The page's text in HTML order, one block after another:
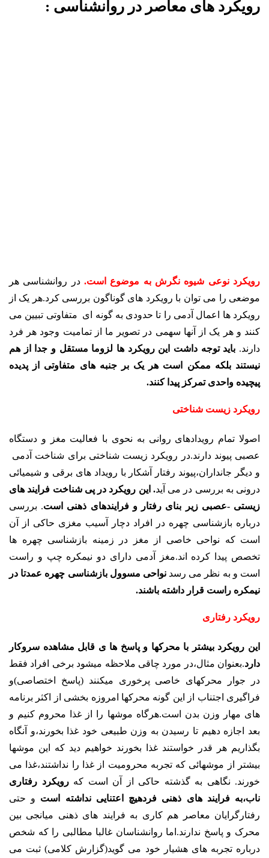
رویکرد های معاصر در روانشناسی :
رویکرد نوعی شیوه نگرش به موضوع است.در روانشناسی هر
موضعی را می توان با رویکرد های گوناگون بررسی کرد.هر یک از
رویکرد ها اعمال آدمی را تا حدودی به گونه ای متفاوتی تبیین می
کنند و هر یک از آنها سهمی در تصویر ما از تمامیت وجود هر فرد
دارند. باید توجه داشت این رویکرد ها لزوما مستقل و جدا از هم
نیستند بلکه ممکن است هر یک بر جنبه های متفاوتی از پدیده
پیچیده واحدی تمرکز پیدا کنند.
رویکرد زیست شناختی
اصولا تمام رویدادهای روانی به نحوی با فعالیت مغز و دستگاه
عصبی پیوند دارند.در رویکرد زیست شناختی برای شناخت آدمی
و دیگر جانداران،پیوند رفتار آشکار با رویداد های برقی و شیمیائی
درونی به بررسی در می آید. این رویکرد در پی شناخت فرایند های
زیستی -عصبی زیر بنای رفتار و فرایندهای ذهنی است. بررسی
درباره بازشناسی چهره در افراد دچار آسیب مغزی حاکی از آن
است که نواحی خاصی از مغز در زمینه بازشناسی چهره ها
تخصص پیدا کرده اند.مغز آدمی دارای دو نیمکره چپ و راست
است و به نظر می رسدنواحی مسوول بازشناسی چهره عمدتا در
نیمکره راست قرار داشته باشند.
رویکرد رفتاری
این رویکرد بیشتر با محرکها و پاسخ ها ی قابل مشاهده سروکار
دارد.بعنوان مثال،در مورد چاقی ملاحظه میشود برخی افراد فقط
در جوار محرکهای خاصی پرخوری میکنند (پاسخ اختصاصی)و
فراگیری اجتناب از این گونه محرکها امروزه بخشی از اکثر برنامه
های مهار وزن بدن است.هرگاه موشها را از غذا محروم کنیم و
بعد اجازه دهیم تا رسیدن به وزن طبیعی خود غذا بخورند،و آنگاه
بگذاریم هر قدر خواستند غذا بخورند خواهیم دید که این موشها
بیشتر از موشهائی که تجربه محرومیت از غذا را نداشتند،غذا می
خورند. نگاهی به گذشته حاکی از آن است که رویکرد رفتاری
ناب،به فرایند های ذهنی فردهیچ اعتنایی نداشته است و حتی
رفتارگرایان معاصر هم کاری به فرایند های ذهنی میانجی بین
محرک و پاسخ ندارند.اما روانشناسان غالبا مطالبی را که شخص
درباره تجربه های هشیار خود می گوید(گزارش کلامی) ثبت می